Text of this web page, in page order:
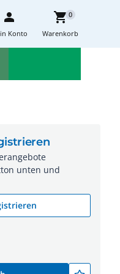
person
Konto
shopping_cart0
Warenkorb
unten und